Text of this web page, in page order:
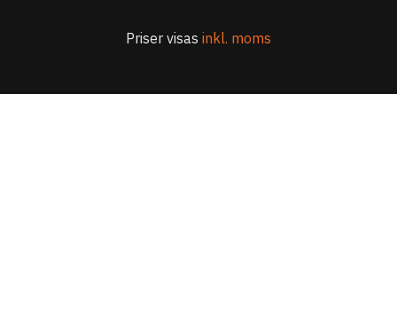
Priser visas inkl. moms